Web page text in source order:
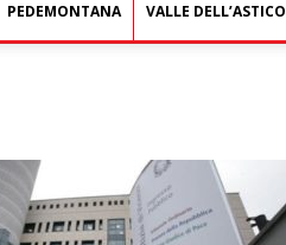
PEDEMONTANA VALLE DELL’ASTICO